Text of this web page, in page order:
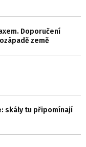
Doporučení
země
skály tu připomínají